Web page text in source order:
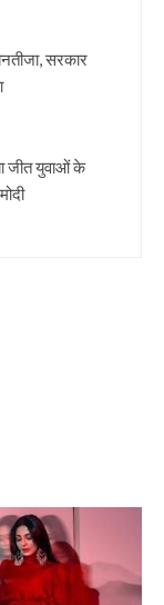
सरकार
जीत युवाओं के